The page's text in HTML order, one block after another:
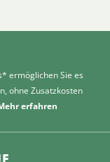
ermöglichen Sie es
ohne Zusatzkosten
erfahren